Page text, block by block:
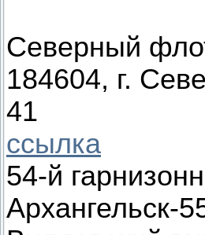
Северный
184604, г.
41
ссылка
54-й
Архангельск-